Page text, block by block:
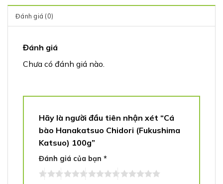
Đánh giá (0)
Đánh giá
Chưa có đánh giá nào.
Hãy là người đầu tiên nhận xét “Cá
bào Hanakatsuo Chidori (Fukushima
Katsuo) 100g”
Đánh giá của bạn *